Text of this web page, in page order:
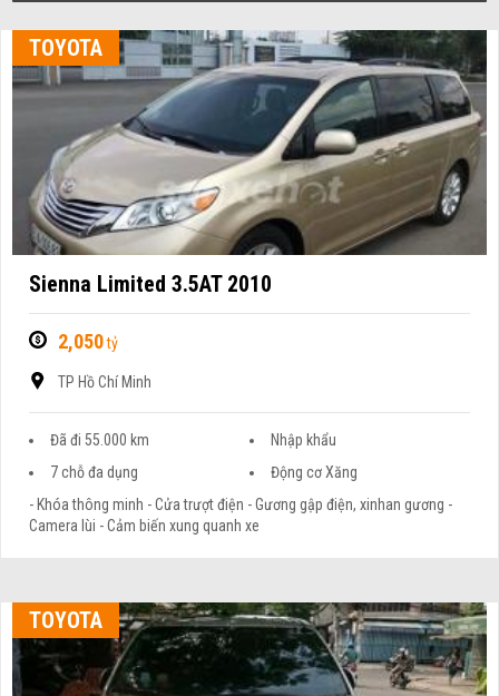
TOYOTA
Sienna Limited 3.5AT 2010
2,050tỷ
TP Hồ Chí Minh
Đã đi 55.000 km
Nhập khẩu
7 chỗ đa dụng
Động cơ Xăng
- Khóa thông minh - Cửa trượt điện - Gương gập điện, xinhan gương -
Camera lùi - Cảm biến xung quanh xe
TOYOTA